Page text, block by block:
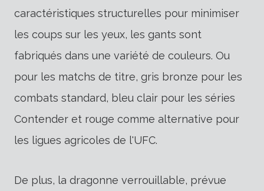
caractéristiques structurelles pour minimiser
les coups sur les yeux, les gants sont
fabriqués dans une variété de couleurs. Ou
pour les matchs de titre, gris bronze pour les
combats standard, bleu clair pour les séries
Contender et rouge comme alternative pour
les ligues agricoles de l'UFC.
De plus, la dragonne verrouillable, prévue